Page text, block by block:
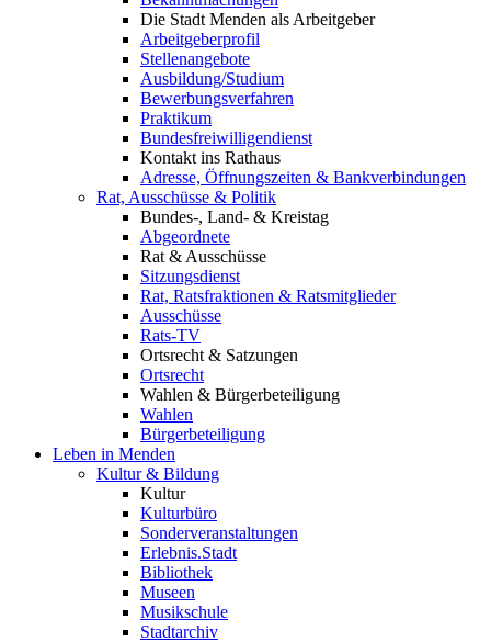
Die Stadt Menden als Arbeitgeber
Arbeitgeberprofil
Stellenangebote
Ausbildung/Studium
Bewerbungsverfahren
Praktikum
Bundesfreiwilligendienst
Kontakt ins Rathaus
Adresse, Öffnungszeiten & Bankverbindungen
Rat, Ausschüsse & Politik
Bundes-, Land- & Kreistag
Abgeordnete
Rat & Ausschüsse
Sitzungsdienst
Rat, Ratsfraktionen & Ratsmitglieder
Ausschüsse
Rats-TV
Ortsrecht & Satzungen
Ortsrecht
Wahlen & Bürgerbeteiligung
Wahlen
Bürgerbeteiligung
Leben in Menden
Kultur & Bildung
Kultur
Kulturbüro
Sonderveranstaltungen
Erlebnis.Stadt
Bibliothek
Museen
Musikschule
Stadtarchiv